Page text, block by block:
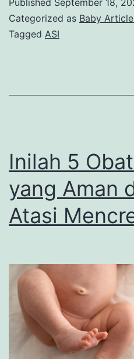
ASI
Paling
Patut
Published September 18,
Categorized as Baby
Tagged ASI
Inilah 5
yang Aman
Atasi